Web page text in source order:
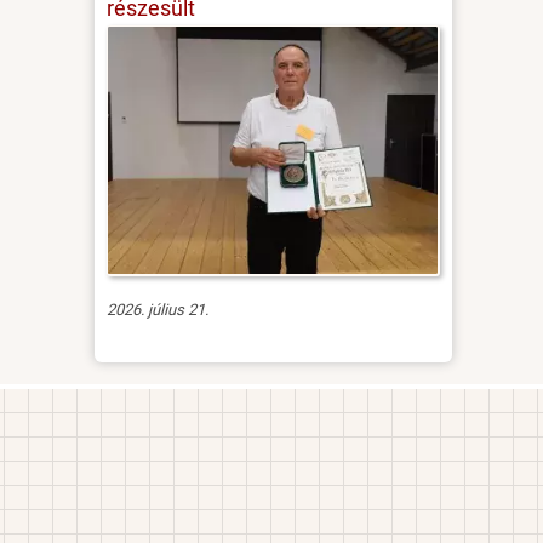
részesült
2026. július 21.